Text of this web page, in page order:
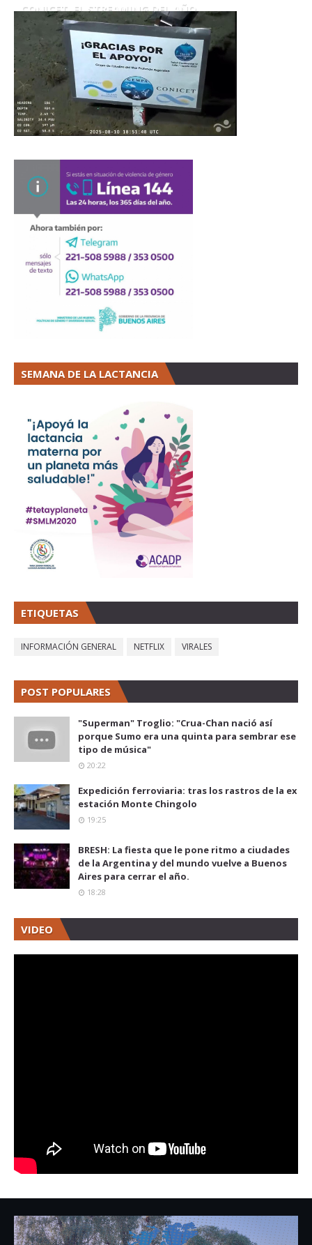
CONICET. EL STREAMING DEL AÑO
SEMANA DE LA LACTANCIA
ETIQUETAS
INFORMACIÓN GENERAL NETFLIX VIRALES
POST POPULARES
"Superman" Troglio: "Crua-Chan nació así
porque Sumo era una quinta para sembrar ese
tipo de música"
20:22
Expedición ferroviaria: tras los rastros de la ex
estación Monte Chingolo
19:25
BRESH: La fiesta que le pone ritmo a ciudades
de la Argentina y del mundo vuelve a Buenos
Aires para cerrar el año.
18:28
VIDEO